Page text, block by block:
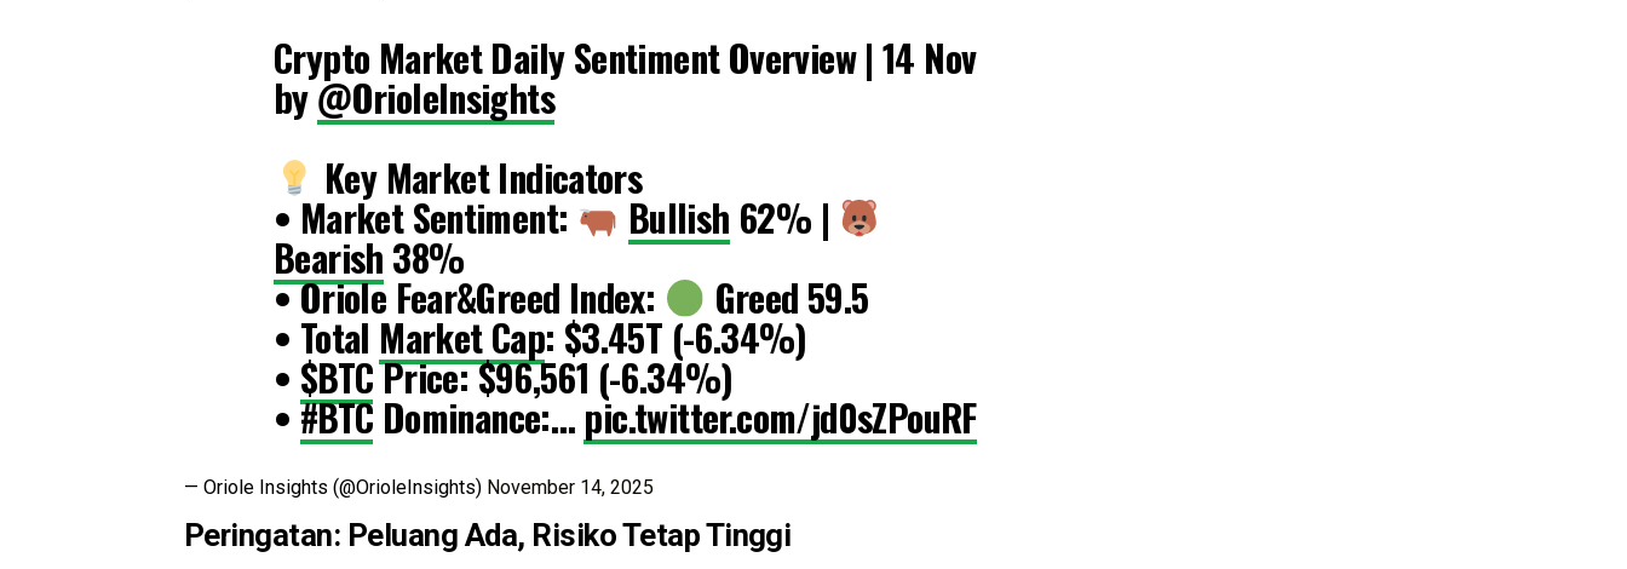
Crypto Market Daily Sentiment Overview | 14 Nov
by@OrioleInsights
Key Market Indicators
• Market Sentiment: Bullish 62% |
Bearish 38%
• Oriole Fear&Greed Index: Greed 59.5
• Total Market Cap: $3.45T (-6.34%)
• $BTCPrice: $96,561 (-6.34%)
• #BTC Dominance:… pic.twitter.com/jd0sZPouRF
— Oriole Insights (@OrioleInsights) November 14, 2025
Peringatan: Peluang Ada, Risiko Tetap Tinggi